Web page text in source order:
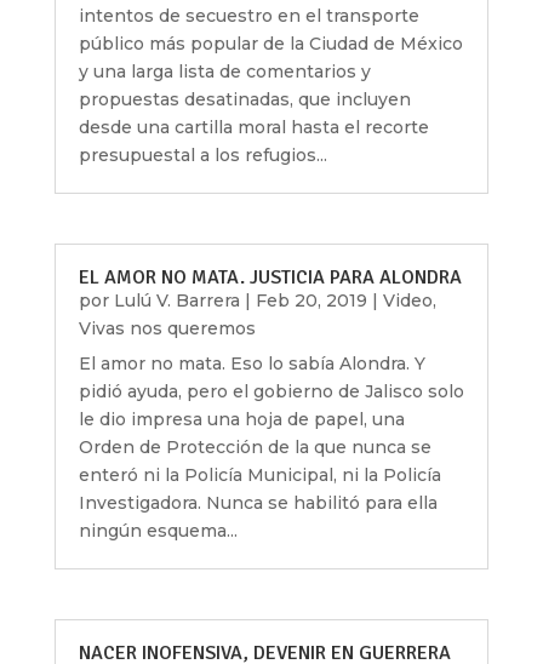
intentos de secuestro en el transporte
público más popular de la Ciudad de México
y una larga lista de comentarios y
propuestas desatinadas, que incluyen
desde una cartilla moral hasta el recorte
presupuestal a los refugios...
EL AMOR NO MATA. JUSTICIA PARA ALONDRA
por Lulú V. Barrera | Feb 20, 2019 | Video,
Vivas nos queremos
El amor no mata. Eso lo sabía Alondra. Y
pidió ayuda, pero el gobierno de Jalisco solo
le dio impresa una hoja de papel, una
Orden de Protección de la que nunca se
enteró ni la Policía Municipal, ni la Policía
Investigadora. Nunca se habilitó para ella
ningún esquema...
NACER INOFENSIVA, DEVENIR EN GUERRERA